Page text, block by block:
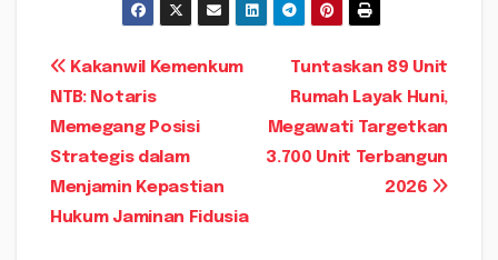
Navigasi
pos
Tuntaskan 89 Unit
Rumah Layak Huni,
Megawati Targetkan
3.700 Unit Terbangun
2026
Kakanwil Kemenkum
NTB: Notaris
Memegang Posisi
Strategis dalam
Menjamin Kepastian
Hukum Jaminan Fidusia